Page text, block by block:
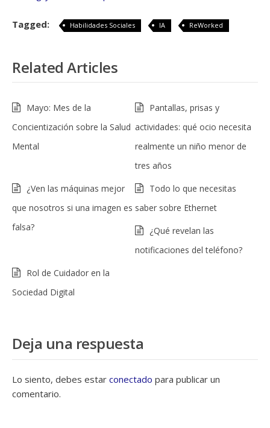
Tagged: Habilidades Sociales IA ReWorked
Related Articles
Mayo: Mes de la
Concientización sobre la Salud
Mental
Pantallas, prisas y
actividades: qué ocio necesita
realmente un niño menor de
tres años
¿Ven las máquinas mejor
que nosotros si una imagen es
falsa?
Todo lo que necesitas
saber sobre Ethernet
¿Qué revelan las
notificaciones del teléfono?
Rol de Cuidador en la
Sociedad Digital
Deja una respuesta
Lo siento, debes estar conectado para publicar un
comentario.